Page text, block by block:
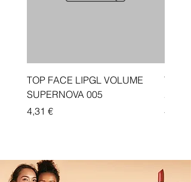
TOP FACE LIPGL VOLUME
SUPERNOVA 005
Price
4,31 €
Traka
20
Price
4,33 €